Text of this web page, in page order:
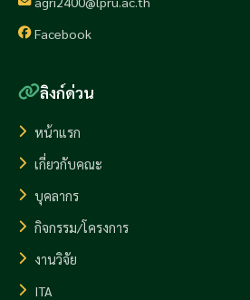
Facebook
ลิงก์ด่วน
หน้าแรก
เกี่ยวกับคณะ
บุคลากร
กิจกรรม/โครงการ
งานวิจัย
ITA